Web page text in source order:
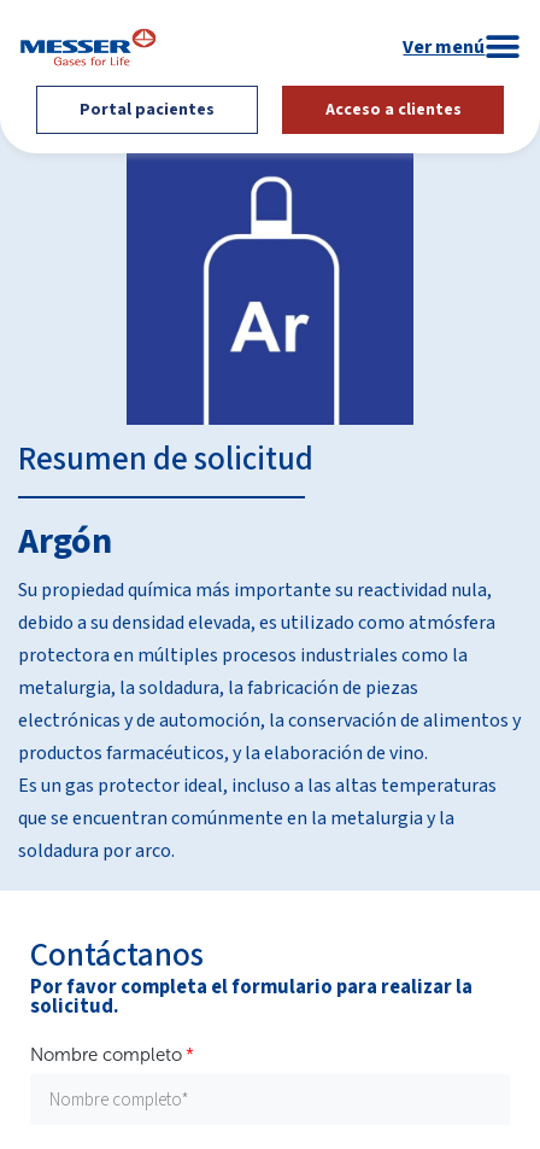
Portal pacientes Acceso a clientes
Contáctanos
Por favor completa el formulario para realizar la
solicitud.
Nombre completo
Resumen de solicitud
Argón
Su propiedad química más importante su reactividad nula,
debido a su densidad elevada, es utilizado como atmósfera
protectora en múltiples procesos industriales como la
metalurgia, la soldadura, la fabricación de piezas
electrónicas y de automoción, la conservación de alimentos y
productos farmacéuticos, y la elaboración de vino.
Es un gas protector ideal, incluso a las altas temperaturas
que se encuentran comúnmente en la metalurgia y la
soldadura por arco.